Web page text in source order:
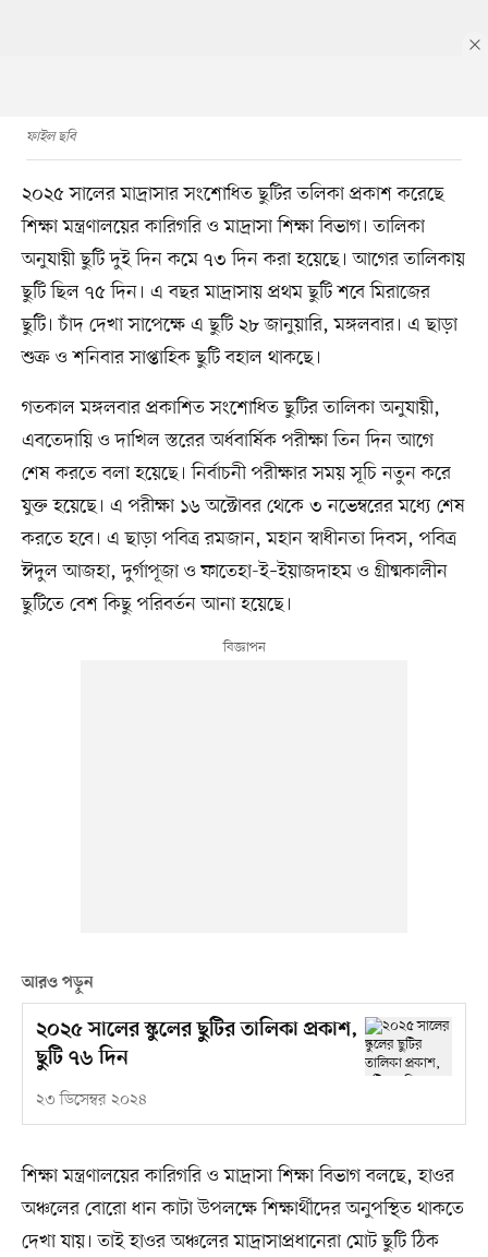
ফাইল ছবি
২০২৫ সালের মাদ্রাসার সংশোধিত ছুটির তলিকা প্রকাশ করেছে
শিক্ষা মন্ত্রণালয়ের কারিগরি ও মাদ্রাসা শিক্ষা বিভাগ। তালিকা
অনুযায়ী ছুটি দুই দিন কমে ৭৩ দিন করা হয়েছে। আগের তালিকায়
ছুটি ছিল ৭৫ দিন। এ বছর মাদ্রাসায় প্রথম ছুটি শবে মিরাজের
ছুটি। চাঁদ দেখা সাপেক্ষে এ ছুটি ২৮ জানুয়ারি, মঙ্গলবার। এ ছাড়া
শুক্র ও শনিবার সাপ্তাহিক ছুটি বহাল থাকছে।
গতকাল মঙ্গলবার প্রকাশিত সংশোধিত ছুটির তালিকা অনুযায়ী,
এবতেদায়ি ও দাখিল স্তরের অর্ধবার্ষিক পরীক্ষা তিন দিন আগে
শেষ করতে বলা হয়েছে। নির্বাচনী পরীক্ষার সময় সূচি নতুন করে
যুক্ত হয়েছে। এ পরীক্ষা ১৬ অক্টোবর থেকে ৩ নভেম্বরের মধ্যে শেষ
করতে হবে। এ ছাড়া পবিত্র রমজান, মহান স্বাধীনতা দিবস, পবিত্র
ঈদুল আজহা, দুর্গাপূজা ও ফাতেহা-ই–ইয়াজদাহম ও গ্রীষ্মকালীন
ছুটিতে বেশ কিছু পরিবর্তন আনা হয়েছে।
আরও পড়ুন
২০২৫ সালের স্কুলের ছুটির তালিকা প্রকাশ,
ছুটি ৭৬ দিন
২৩ ডিসেম্বর ২০২৪
শিক্ষা মন্ত্রণালয়ের কারিগরি ও মাদ্রাসা শিক্ষা বিভাগ বলছে, হাওর
অঞ্চলের বোরো ধান কাটা উপলক্ষে শিক্ষার্থীদের অনুপস্থিত থাকতে
দেখা যায়। তাই হাওর অঞ্চলের মাদ্রাসাপ্রধানেরা মোট ছুটি ঠিক